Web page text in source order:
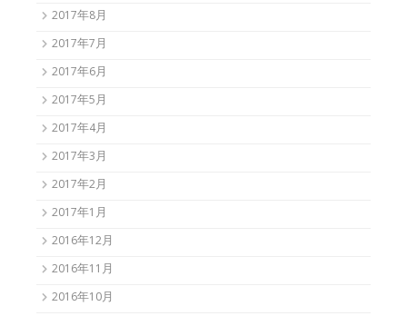
2017年8月
2017年7月
2017年6月
2017年5月
2017年4月
2017年3月
2017年2月
2017年1月
2016年12月
2016年11月
2016年10月